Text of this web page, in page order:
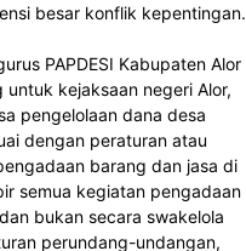
besar konflik kepentingan.
PAPDESI Kabupaten Alor
kejaksaan negeri Alor,
pengelolaan dana desa
dengan peraturan atau
barang dan jasa di
semua kegiatan pengadaan
bukan secara swakelola
perundang-undangan,